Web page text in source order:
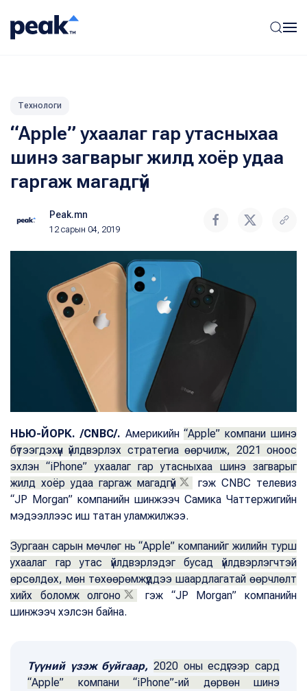
Технологи
“Apple” ухаалаг гар утасныхаа
шинэ загварыг жилд хоёр удаа
гаргаж магадгүй
Peak.mn
12 сарын 04, 2019
НЬЮ-ЙОРК. /CNBC/. Америкийн“Apple” компани шинэ
бүтээгдэхүүн үйлдвэрлэх стратегиа өөрчилж, 2021 оноос
эхлэн “iPhone” ухаалаг гар утасныхаа шинэ загварыг
жилд хоёр удаа гаргаж магадгүй
гэж CNBC телевиз
“JP Morgan” компанийн шинжээч Самика Чаттержигийн
мэдээллээс иш татан уламжилжээ.
Зургаан сарын мөчлөг нь “Apple” компанийг жилийн турш
ухаалаг гар утас үйлдвэрлэдэг бусад үйлдвэрлэгчтэй
өрсөлдөх, мөн төхөөрөмжүүддээ шаардлагатай өөрчлөлт
хийх боломж олгоно
гэж “JP Morgan” компанийн
шинжээч хэлсэн байна.
Түүний үзэж буйгаар, 2020 оны есдүгээр сард
“Apple” компани “iPhone”-ий дөрвөн шинэ